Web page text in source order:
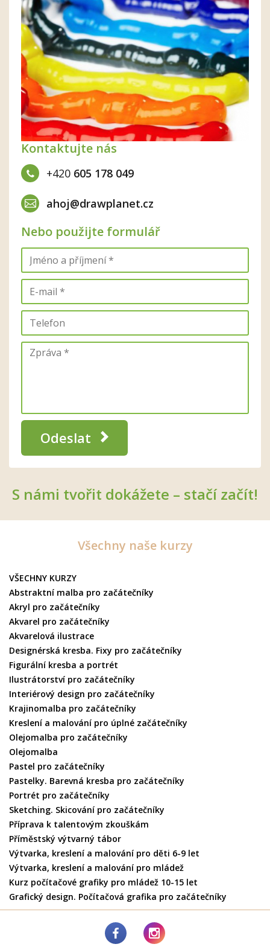
Kontaktujte nás
+420 605 178 049
ahoj@drawplanet.cz
Nebo použijte formulář
Odeslat
S námi tvořit dokážete – stačí začít!
Všechny naše kurzy
VŠECHNY KURZY
Abstraktní malba pro začátečníky
Akryl pro začátečníky
Akvarel pro začátečníky
Akvarelová ilustrace
Designérská kresba. Fixy pro začátečníky
Figurální kresba a portrét
Ilustrátorství pro začátečníky
Interiérový design pro začátečníky
Krajinomalba pro začátečníky
Kreslení a malování pro úplné začátečníky
Olejomalba pro začátečníky
Olejomalba
Pastel pro začátečníky
Pastelky. Barevná kresba pro začátečníky
Portrét pro začátečníky
Sketching. Skicování pro začátečníky
Příprava k talentovým zkouškám
Příměstský výtvarný tábor
Výtvarka, kreslení a malování pro děti 6-9 let
Výtvarka, kreslení a malování pro mládež
Kurz počítačové grafiky pro mládež 10-15 let
Grafický design. Počítačová grafika pro začátečníky